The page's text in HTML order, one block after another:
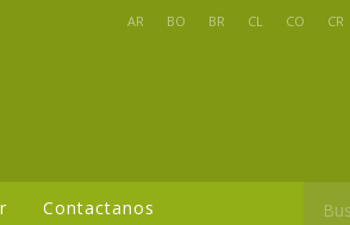
AR BO BR CL CO CR
Contactanos